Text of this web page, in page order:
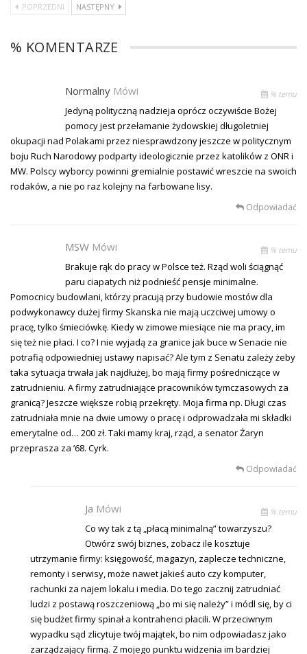
POPRZEDNI NASTĘPNY
% KOMENTARZE
Normalny Mówi % temu
Jedyną polityczną nadzieja oprócz oczywiście Bożej
pomocy jest przełamanie żydowskiej długoletniej
okupacji nad Polakami przez niesprawdzony jeszcze w politycznym
boju Ruch Narodowy podparty ideologicznie przez katolików z ONR i
MW. Polscy wyborcy powinni gremialnie postawić wreszcie na swoich
rodaków, a nie po raz kolejny na farbowane lisy.
Odpowiadać
MSW Mówi % temu
Brakuje rąk do pracy w Polsce też. Rząd woli ściągnąć
paru ciapatych niż podnieść pensje minimalne.
Pomocnicy budowlani, którzy pracują przy budowie mostów dla
podwykonawcy dużej firmy Skanska nie mają uczciwej umowy o
pracę, tylko śmieciówkę. Kiedy w zimowe miesiące nie ma pracy, im
się też nie płaci. I co? I nie wyjadą za granice jak buce w Senacie nie
potrafią odpowiedniej ustawy napisać? Ale tym z Senatu zależy żeby
taka sytuacja trwała jak najdłużej, bo mają firmy pośredniczące w
zatrudnieniu. A firmy zatrudniające pracowników tymczasowych za
granicą? Jeszcze większe robią przekręty. Moja firma np. Długi czas
zatrudniała mnie na dwie umowy o pracę i odprowadzała mi składki
emerytalne od… 200 zł. Taki mamy kraj, rząd, a senator Żaryn
przeprasza za ’68. Cyrk.
Odpowiadać
Ja Mówi % temu
Co wy tak z tą „płacą minimalną” towarzyszu?
Otwórz swój biznes, zobacz ile kosztuje
utrzymanie firmy: księgowość, magazyn, zaplecze techniczne,
remonty i serwisy, może nawet jakieś auto czy komputer,
rachunki za najem lokalu i media. Do tego zacznij zatrudniać
ludzi z postawą roszczeniową „bo mi się należy” i módl się, by ci
się budżet firmy spinał a kontrahenci płacili. W przeciwnym
wypadku sąd zlicytuje twój majątek, bo nim odpowiadasz jako
zarządzający firmą. Z mojego punktu widzenia im bardziej